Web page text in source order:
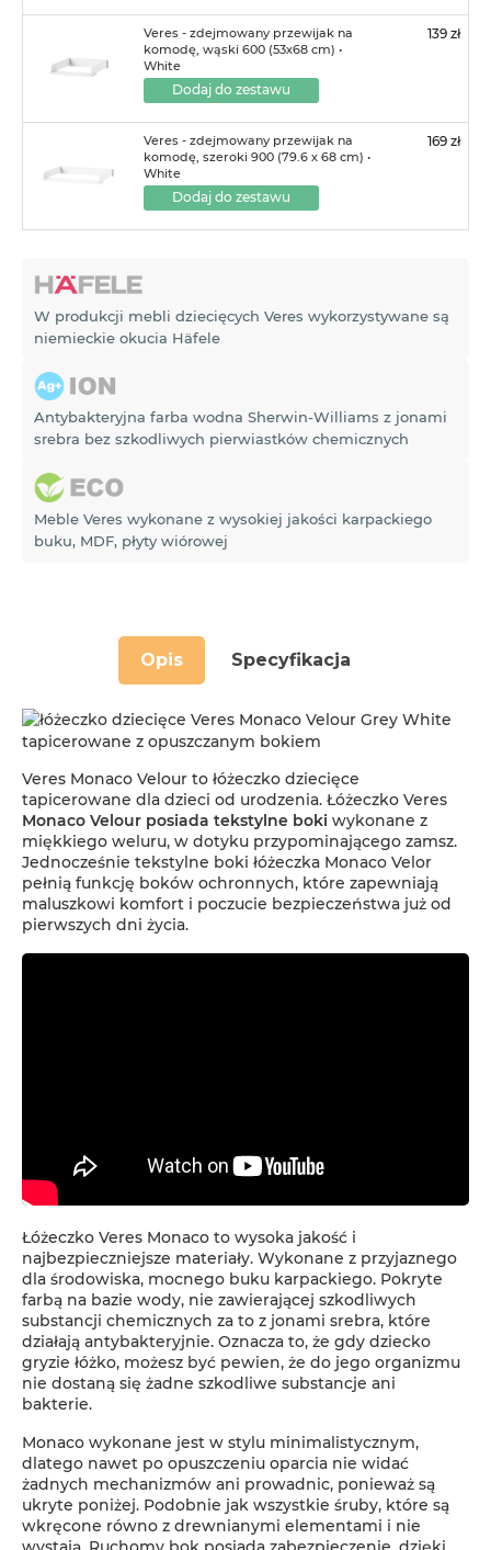
Veres - zdejmowany przewijak na
komodę, wąski 600 (53х68 cm) •
White
Dodaj do zestawu
139 zł
Veres - zdejmowany przewijak na
komodę, szeroki 900 (79.6 х 68 cm) •
White
Dodaj do zestawu
169 zł
W produkcji mebli dziecięcych Veres wykorzystywane są
niemieckie okucia Häfele
Antybakteryjna farba wodna Sherwin-Williams z jonami
srebra bez szkodliwych pierwiastków chemicznych
Meble Veres wykonane z wysokiej jakości karpackiego
buku, MDF, płyty wiórowej
Opis Specyfikacja
Veres Monaco Velour to łóżeczko dziecięce
tapicerowane dla dzieci od urodzenia. Łóżeczko Veres
Monaco Velour posiada tekstylne boki wykonane z
miękkiego weluru, w dotyku przypominającego zamsz.
Jednocześnie tekstylne boki łóżeczka Monaco Velor
pełnią funkcję boków ochronnych, które zapewniają
maluszkowi komfort i poczucie bezpieczeństwa już od
pierwszych dni życia.
Łóżeczko Veres Monaco to wysoka jakość i
najbezpieczniejsze materiały. Wykonane z przyjaznego
dla środowiska, mocnego buku karpackiego. Pokryte
farbą na bazie wody, nie zawierającej szkodliwych
substancji chemicznych za to z jonami srebra, które
działają antybakteryjnie. Oznacza to, że gdy dziecko
gryzie łóżko, możesz być pewien, że do jego organizmu
nie dostaną się żadne szkodliwe substancje ani
bakterie.
Monaco wykonane jest w stylu minimalistycznym,
dlatego nawet po opuszczeniu oparcia nie widać
żadnych mechanizmów ani prowadnic, ponieważ są
ukryte poniżej. Podobnie jak wszystkie śruby, które są
wkręcone równo z drewnianymi elementami i nie